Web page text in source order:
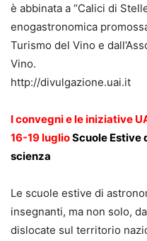
è abbinata a “Calici di
enogastronomica
Turismo del Vino e
Vino.
http://divulgazione.uai.it
I convegni e le iniziative
16-19 luglioScuole Estive
scienza
Le scuole estive di
insegnanti, ma non solo,
dislocate sul territorio